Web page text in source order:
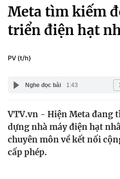
Chuyên mục
Chính trị
Pháp luật
Thế giới
Tin tức
Kinh tế
Thể thao
Truyền hình
Công nghệ
Meta tìm kiếm
triển điện hạt
PV (t/h)
Nghe đọc bài 1:43
VTV.vn - Hiện Meta đang
dựng nhà máy điện hạt
chuyên môn về kết nối
cấp phép.